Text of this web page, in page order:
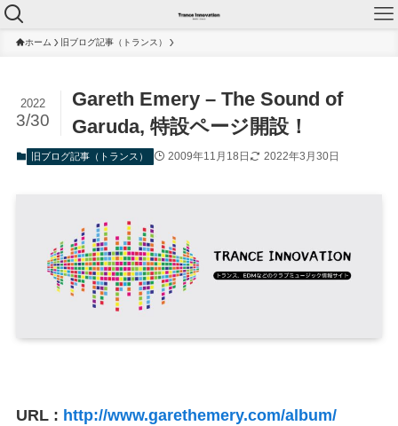
ホーム 旧ブログ記事（トランス）
Gareth Emery – The Sound of
Garuda, 特設ページ開設！
2022
3/30
旧ブログ記事（トランス） 2009年11月18日 2022年3月30日
URL : http://www.garethemery.com/album/